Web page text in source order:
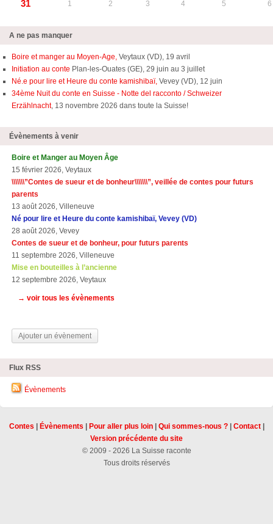
31 1 2 3 4 5 6
A ne pas manquer
Boire et manger au Moyen-Age, Veytaux (VD), 19 avril
Initiation au conte Plan-les-Ouates (GE), 29 juin au 3 juillet
Né.e pour lire et Heure du conte kamishibaï, Vevey (VD), 12 juin
34ème Nuit du conte en Suisse - Notte del racconto / Schweizer
Erzählnacht, 13 novembre 2026 dans toute la Suisse!
Évènements à venir
Boire et Manger au Moyen Âge
15 février 2026, Veytaux
\\\\\\\”Contes de sueur et de bonheur\\\\\\\”, veillée de contes pour futurs
parents
13 août 2026, Villeneuve
Né pour lire et Heure du conte kamishibaï, Vevey (VD)
28 août 2026, Vevey
Contes de sueur et de bonheur, pour futurs parents
11 septembre 2026, Villeneuve
Mise en bouteilles à l’ancienne
12 septembre 2026, Veytaux
→ voir tous les évènements
Ajouter un évènement
Flux RSS
Évènements
Contes Évènements Pour aller plus loin| Qui sommes-nous ?| Contact|
Version précédente du site
© 2009 - 2026 La Suisse raconte
Tous droits réservés